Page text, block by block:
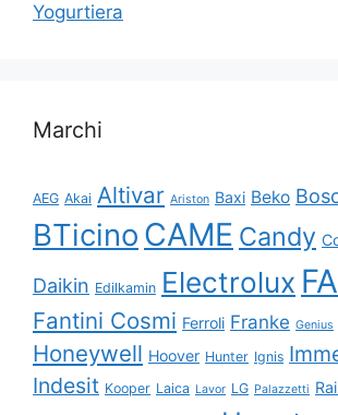
Yogurtiera
Marchi
AEG Akai Altivar Ariston Baxi Beko
BTicino CAME Candy
Daikin Edilkamin Electrolux
Fantini Cosmi Ferroli Franke Genius
Honeywell Hoover Hunter Ignis
Indesit Kooper Laica Lavor LG Palazzetti